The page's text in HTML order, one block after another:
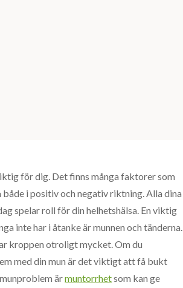
för dig. Det finns många faktorer som
både i positiv och negativ riktning. Alla dina
spelar roll för din helhetshälsa. En viktig
inte har i åtanke är munnen och tänderna.
kroppen otroligt mycket. Om du
med din mun är det viktigt att få bukt
ärmuntorrhetsom kan ge